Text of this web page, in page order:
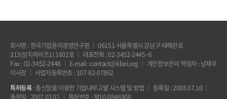
회사명 : 한국기업윤리경영연구원
06151 서울특별시 강남구 테헤란로
313(성지하이츠1) 1602호
대표전화 : 02-3452-2445~6
Fax : 02-3452-2448
E-mail : contact@kbei.org
개인정보관리 책임자 : 남재우
이사장
사업자등록번호 : 107-82-07862
특허등록: 통신망을 이용한 기업내부고발 시스템 및 방법
등록일 : 2008.07.10
출원일 : 2007.03.02
특허번호 : 제10-0846908